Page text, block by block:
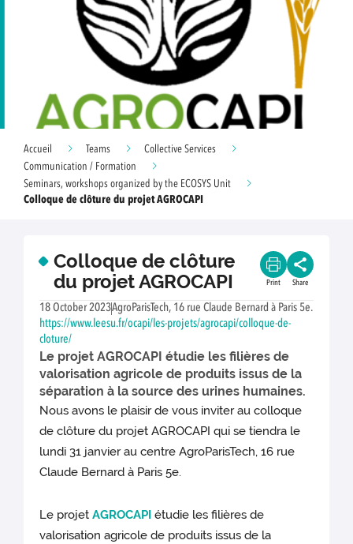
Accueil Teams
Collective Services
Communication / Formation
Seminars, workshops organized by the ECOSYS Unit
Colloque de clôture du projet AGROCAPI
Colloque de clôture
du projet AGROCAPI
Print Share
18 October 2023AgroParisTech, 16 rue Claude Bernard à Paris 5e.
https://www.leesu.fr/ocapi/les-projets/agrocapi/colloque-de-
cloture/
Le projet AGROCAPI étudie les filières de
valorisation agricole de produits issus de la
séparation à la source des urines humaines.
Nous avons le plaisir de vous inviter au colloque
de clôture du projet AGROCAPI qui se tiendra le
lundi 31 janvier au centre AgroParisTech, 16 rue
Claude Bernard à Paris 5e.
Le projetAGROCAPI étudie les filières de
valorisation agricole de produits issus de la